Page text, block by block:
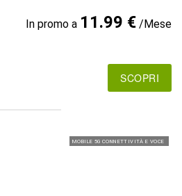
In promo a 11.99 €/Mese
SCOPRI
MOBILE 5G CONNETTIVITÀ E VOCE